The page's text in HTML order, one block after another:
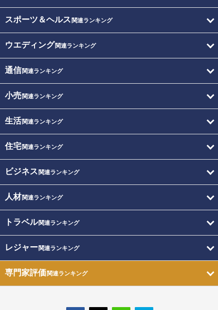
スポーツ＆ヘルス 関連ランキング
ウエディング関連ランキング
通信関連ランキング
小売関連ランキング
生活関連ランキング
住宅関連ランキング
ビジネス 関連ランキング
人材関連ランキング
トラベル関連ランキング
レジャー関連ランキング
専門家評価関連ランキング